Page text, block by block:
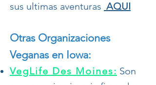
sus ultimas aventuras AQUI
Otras Organizaciones
Veganas en Iowa:
VegLife Des Moines: Son